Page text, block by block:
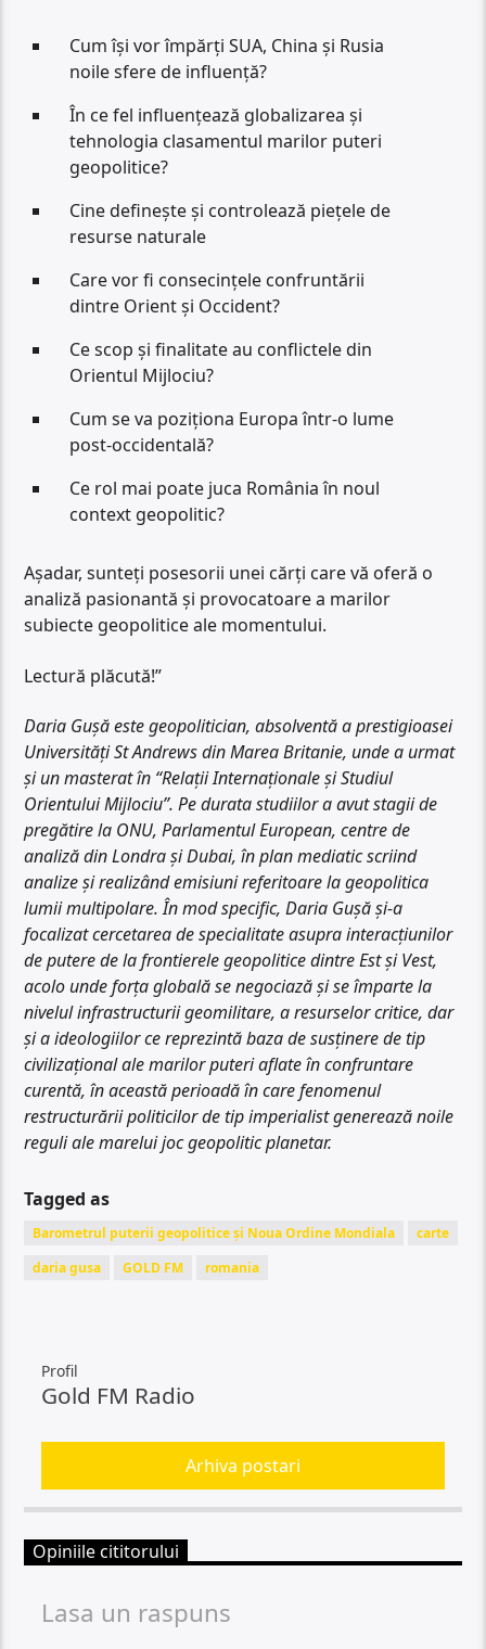
Cum își vor împărți SUA, China și Rusia
noile sfere de influență?
În ce fel influențează globalizarea și
tehnologia clasamentul marilor puteri
geopolitice?
Cine definește și controlează piețele de
resurse naturale
Care vor fi consecințele confruntării
dintre Orient și Occident?
Ce scop și finalitate au conflictele din
Orientul Mijlociu?
Cum se va poziționa Europa într-o lume
post-occidentală?
Ce rol mai poate juca România în noul
context geopolitic?
Așadar, sunteți posesorii unei cărți care vă oferă o
analiză pasionantă și provocatoare a marilor
subiecte geopolitice ale momentului.
Lectură plăcută!”
Daria Gușă este geopolitician, absolventă a prestigioasei
Universități St Andrews din Marea Britanie, unde a urmat
și un masterat în “Relații Internaționale și Studiul
Orientului Mijlociu”. Pe durata studiilor a avut stagii de
pregătire la ONU, Parlamentul European, centre de
analiză din Londra și Dubai, în plan mediatic scriind
analize și realizând emisiuni referitoare la geopolitica
lumii multipolare. În mod specific, Daria Gușă și-a
focalizat cercetarea de specialitate asupra interacțiunilor
de putere de la frontierele geopolitice dintre Est și Vest,
acolo unde forța globală se negociază și se împarte la
nivelul infrastructurii geomilitare, a resurselor critice, dar
și a ideologiilor ce reprezintă baza de susținere de tip
civilizațional ale marilor puteri aflate în confruntare
curentă, în această perioadă în care fenomenul
restructurării politicilor de tip imperialist generează noile
reguli ale marelui joc geopolitic planetar.
Tagged as
Barometrul puterii geopolitice și Noua Ordine Mondiala
carte
daria gusa
GOLD FM romania
Profil
Gold FM Radio
Arhiva postari
Opiniile cititorului
Lasa un raspuns